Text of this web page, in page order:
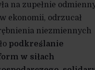
na zupełnie
ekonomii, odrzucał
niezmiennych
podkreślanie
w siłach